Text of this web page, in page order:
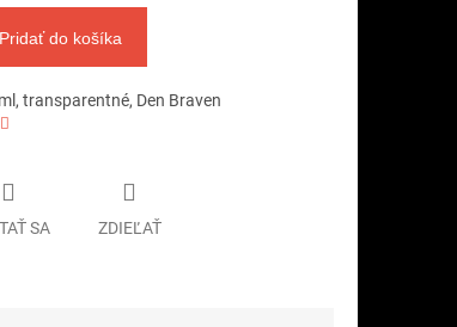
Pridať do košíka
transparentné, Den Braven
SA ZDIEĽAŤ